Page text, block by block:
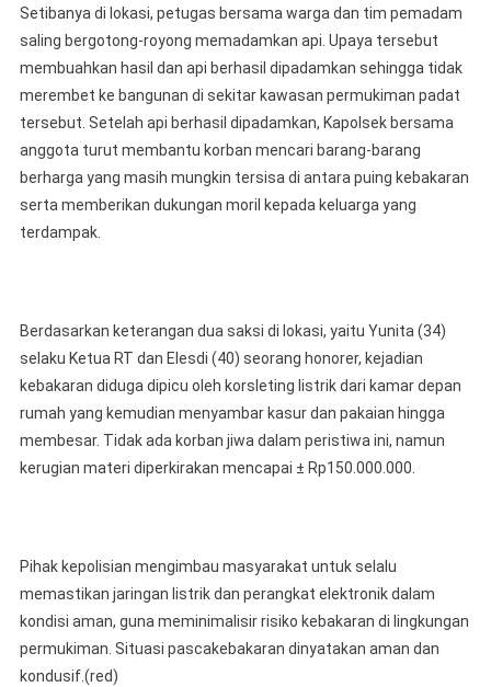
Setibanya di lokasi, petugas bersama warga dan tim pemadam
saling bergotong-royong memadamkan api. Upaya tersebut
membuahkan hasil dan api berhasil dipadamkan sehingga tidak
merembet ke bangunan di sekitar kawasan permukiman padat
tersebut. Setelah api berhasil dipadamkan, Kapolsek bersama
anggota turut membantu korban mencari barang-barang
berharga yang masih mungkin tersisa di antara puing kebakaran
serta memberikan dukungan moril kepada keluarga yang
terdampak.
Berdasarkan keterangan dua saksi di lokasi, yaitu Yunita (34)
selaku Ketua RT dan Elesdi (40) seorang honorer, kejadian
kebakaran diduga dipicu oleh korsleting listrik dari kamar depan
rumah yang kemudian menyambar kasur dan pakaian hingga
membesar. Tidak ada korban jiwa dalam peristiwa ini, namun
kerugian materi diperkirakan mencapai ± Rp150.000.000.
Pihak kepolisian mengimbau masyarakat untuk selalu
memastikan jaringan listrik dan perangkat elektronik dalam
kondisi aman, guna meminimalisir risiko kebakaran di lingkungan
permukiman. Situasi pascakebakaran dinyatakan aman dan
kondusif.(red)